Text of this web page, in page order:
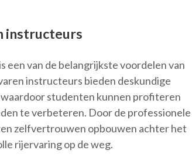
instructeurs
van de belangrijkste voordelen van
instructeurs bieden deskundige
studenten kunnen profiteren
te verbeteren. Door de professionele
zelfvertrouwen opbouwen achter het
rijervaring op de weg.